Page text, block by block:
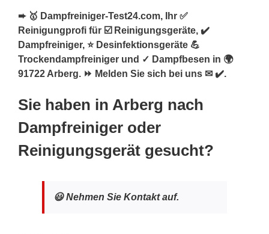
➨ 🥇 Dampfreiniger-Test24.com, Ihr ✅
Reinigungprofi für ☑️ Reinigungsgeräte, ✔️
Dampfreiniger, ⭐ Desinfektionsgeräte 💪
Trockendampfreiniger und ✓ Dampfbesen in 🌍
91722 Arberg. ⏩ Melden Sie sich bei uns ✉ ✔️.
Sie haben in Arberg nach
Dampfreiniger oder
Reinigungsgerät gesucht?
😃 Nehmen Sie Kontakt auf.